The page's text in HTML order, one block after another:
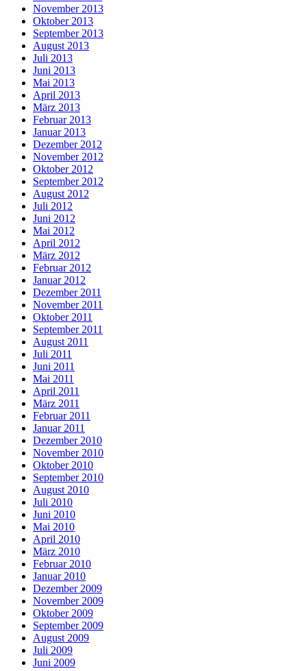
November 2013
Oktober 2013
September 2013
August 2013
Juli 2013
Juni 2013
Mai 2013
April 2013
März 2013
Februar 2013
Januar 2013
Dezember 2012
November 2012
Oktober 2012
September 2012
August 2012
Juli 2012
Juni 2012
Mai 2012
April 2012
März 2012
Februar 2012
Januar 2012
Dezember 2011
November 2011
Oktober 2011
September 2011
August 2011
Juli 2011
Juni 2011
Mai 2011
April 2011
März 2011
Februar 2011
Januar 2011
Dezember 2010
November 2010
Oktober 2010
September 2010
August 2010
Juli 2010
Juni 2010
Mai 2010
April 2010
März 2010
Februar 2010
Januar 2010
Dezember 2009
November 2009
Oktober 2009
September 2009
August 2009
Juli 2009
Juni 2009